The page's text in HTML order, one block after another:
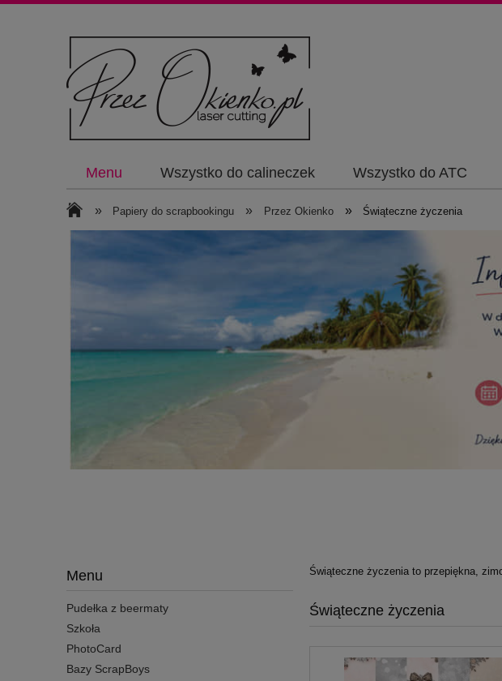
Menu Wszystko do calineczek Wszystko do ATC
» Papiery do scrapbookingu » Przez Okienko » Świąteczne życzenia
Menu
Pudełka z beermaty
Szkoła
PhotoCard
Bazy ScrapBoys
Świąteczne życzenia to przepiękna,
Świąteczne życzenia